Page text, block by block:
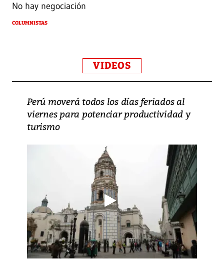
No hay negociación
COLUMNISTAS
VIDEOS
Perú moverá todos los días feriados al
viernes para potenciar productividad y
turismo